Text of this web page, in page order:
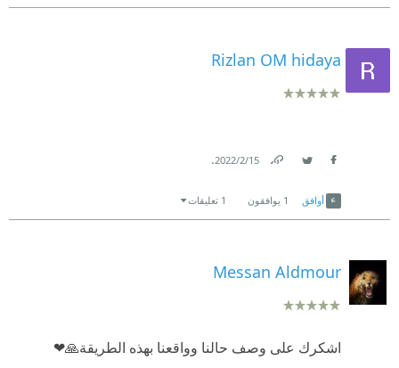
Rizlan OM hidaya
15‏/2‏/2022
.
أوافق 1 يوافقون 1 تعليقات
Messan Aldmour
اشكرك على وصف حالنا وواقعنا بهذه الطريقة🙏❤